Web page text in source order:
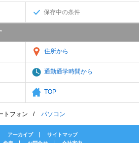
保存中の条件
住所から
通勤通学時間から
TOP
トフォン パソコン
アーカイブ
サイトマップ